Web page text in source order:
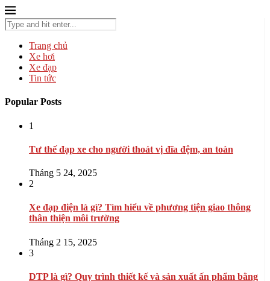
Trang chủ
Xe hơi
Xe đạp
Tin tức
Popular Posts
1
Tư thế đạp xe cho người thoát vị đĩa đệm, an toàn
Tháng 5 24, 2025
2
Xe đạp điện là gì? Tìm hiểu về phương tiện giao thông
thân thiện môi trường
Tháng 2 15, 2025
3
DTP là gì? Quy trình thiết kế và sản xuất ấn phẩm bằng